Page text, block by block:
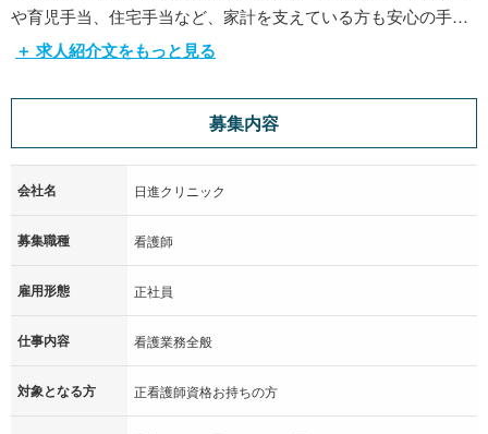
や育児手当、住宅手当など、家計を支えている方も安心の手当
が揃っています。
重視で働けます。
託児所の利用ができます。小さなお子さまがいらっしゃる方も
安心して働ける環境を整えました。
＋ 求人紹介文をもっと見る
募集内容
会社名 日進クリニック
募集職種 看護師
雇用形態 正社員
仕事内容 看護業務全般
対象となる方 正看護師資格お持ちの方